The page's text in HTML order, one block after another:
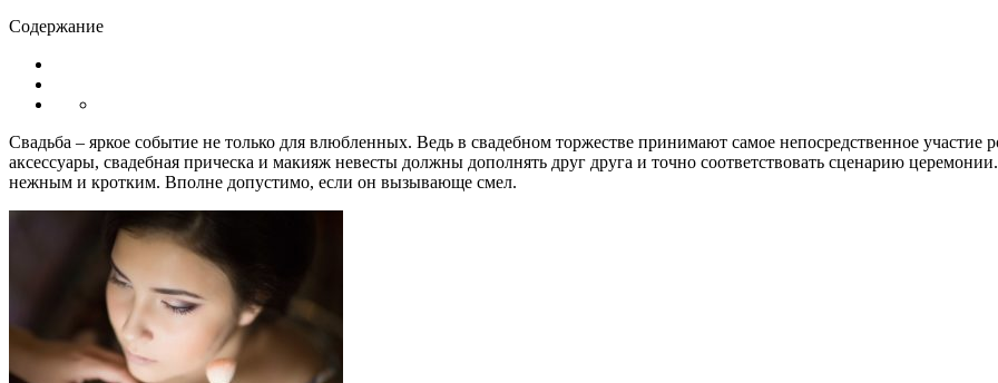
Содержание
Свадьба – яркое событие не только для влюбленных. Ведь в свадебном торжестве принимают самое непосредственное
аксессуары, свадебная прическа и макияж невесты должны дополнять друг друга и точно соответствовать сценарию
нежным и кротким. Вполне допустимо, если он вызывающе смел.